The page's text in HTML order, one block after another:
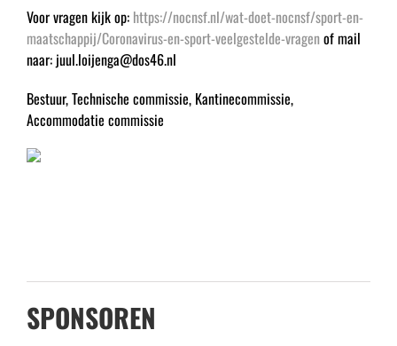
Voor vragen kijk op: https://nocnsf.nl/wat-doet-nocnsf/sport-en-
maatschappij/Coronavirus-en-sport-veelgestelde-vragenof mail
naar: juul.loijenga@dos46.nl
Bestuur, Technische commissie, Kantinecommissie,
Accommodatie commissie
SPONSOREN